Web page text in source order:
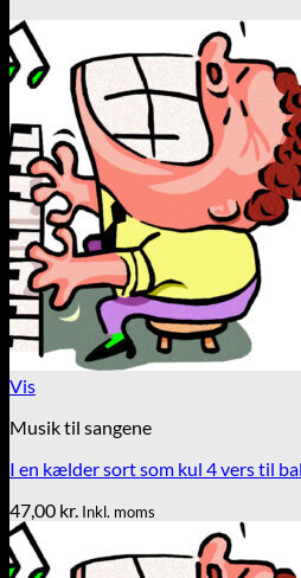
Vis
Musik til sangene
I en kælder sort som kul 4 vers til
47,00 kr. Inkl. moms